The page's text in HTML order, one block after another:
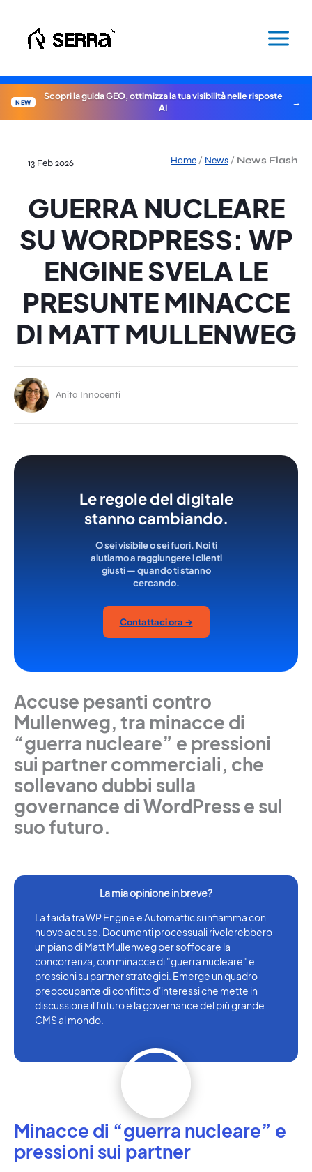
contenuto
NEW
Scopri la guida GEO, ottimizza la tua visibilità nelle risposte
AI
Home / News / News Flash
13 Feb 2026
GUERRA NUCLEARE
SU WORDPRESS: WP
ENGINE SVELA LE
PRESUNTE MINACCE
DI MATT MULLENWEG
Anita Innocenti
Le regole del digitale
stanno cambiando.
O sei visibile o sei fuori. Noi ti
aiutiamo a raggiungere i clienti
giusti — quando ti stanno
cercando.
Contattaci ora →
Accuse pesanti contro
Mullenweg, tra minacce di
“guerra nucleare” e pressioni
sui partner commerciali, che
sollevano dubbi sulla
governance di WordPress e sul
suo futuro.
La faida tra WP Engine e Automattic si infiamma con
nuove accuse. Documenti processuali rivelerebbero
un piano di Matt Mullenweg per soffocare la
concorrenza, con minacce di "guerra nucleare" e
pressioni su partner strategici. Emerge un quadro
preoccupante di conflitto d'interessi che mette in
discussione il futuro e la governance del più grande
CMS al mondo.
Minacce di “guerra nucleare” e
pressioni sui partner